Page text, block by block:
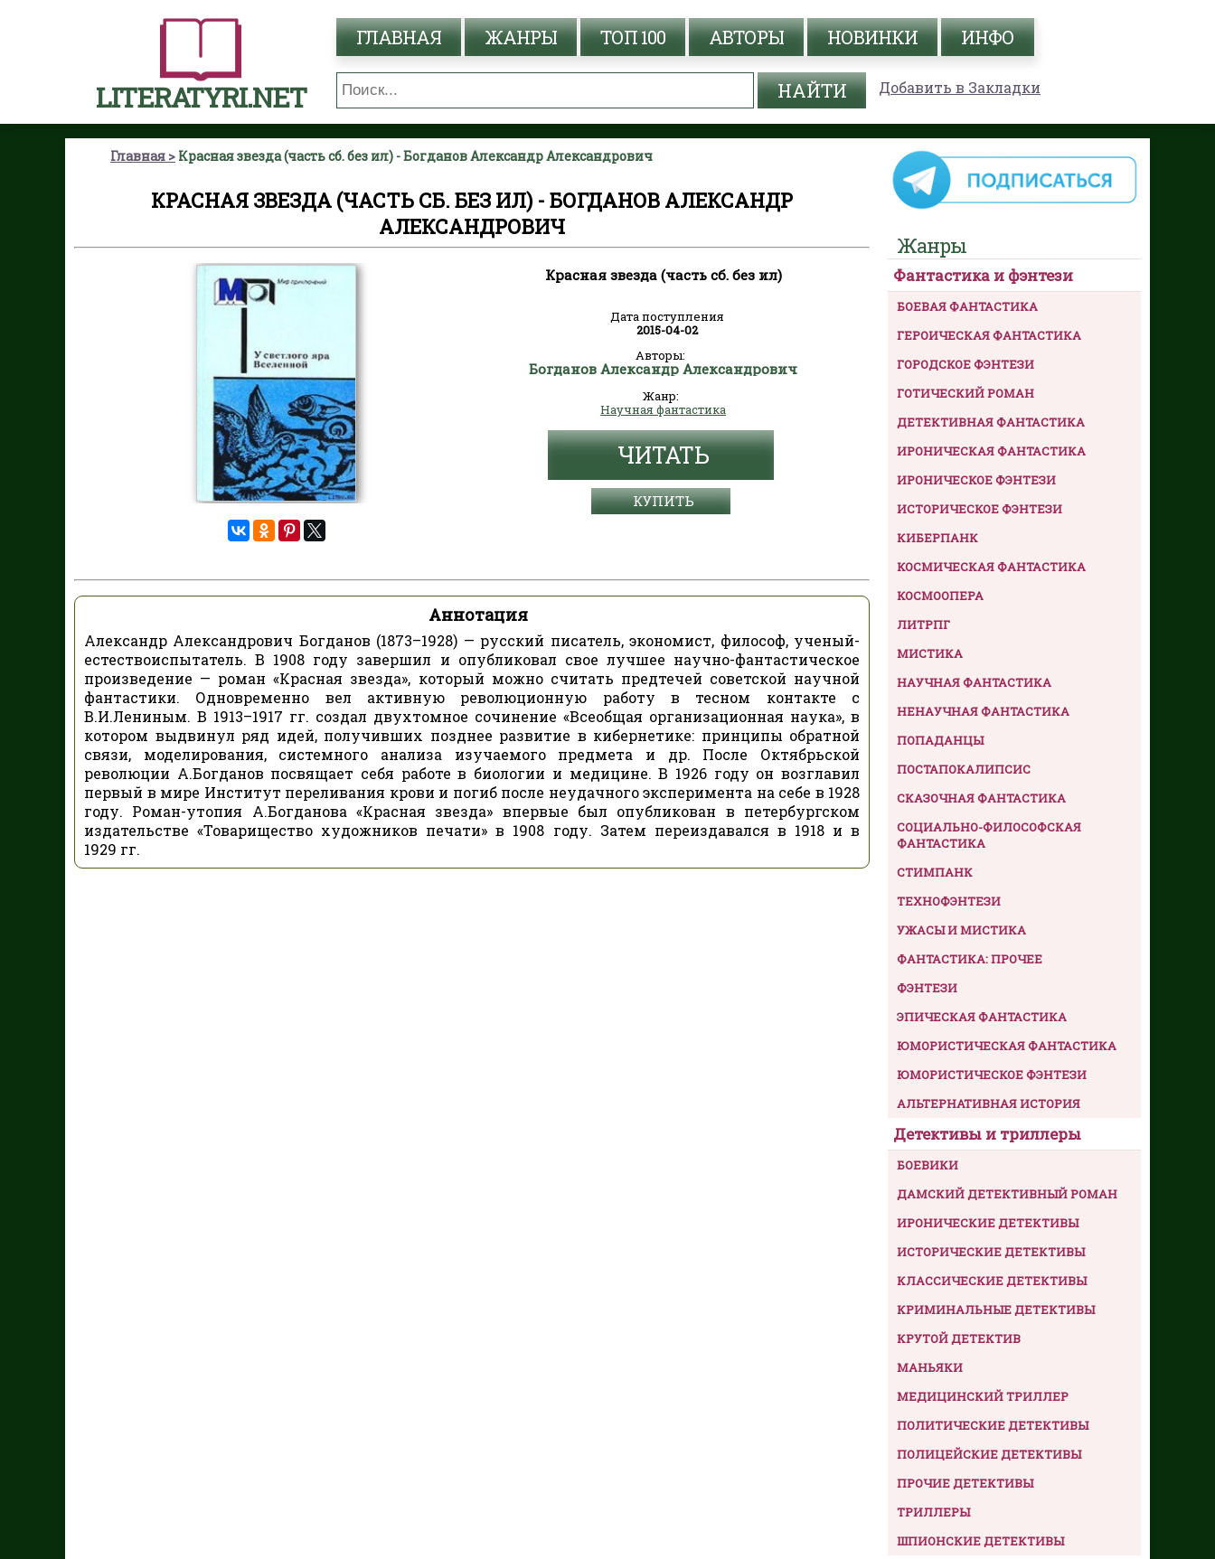
LITERATYRI.NET
ГЛАВНАЯ ЖАНРЫ ТОП 100 АВТОРЫ НОВИНКИ ИНФО
Добавить в Закладки
Главная Красная звезда (часть сб. без ил) - Богданов Александр Александрович
КРАСНАЯ ЗВЕЗДА (ЧАСТЬ СБ. БЕЗ ИЛ) - БОГДАНОВ АЛЕКСАНДР
АЛЕКСАНДРОВИЧ
Красная звезда (часть сб. без ил)
Дата поступления
2015-04-02
Авторы:
Богданов Александр Александрович
Жанр:
Научная фантастика
ЧИТАТЬ
КУПИТЬ
Аннотация
Александр Александрович Богданов (1873–1928) — русский писатель, экономист, философ, ученый-
естествоиспытатель. В 1908 году завершил и опубликовал свое лучшее научно-фантастическое
произведение — роман «Красная звезда», который можно считать предтечей советской научной
фантастики. Одновременно вел активную революционную работу в тесном контакте с
В.И.Лениным. В 1913–1917 гг. создал двухтомное сочинение «Всеобщая организационная наука», в
котором выдвинул ряд идей, получивших позднее развитие в кибернетике: принципы обратной
связи, моделирования, системного анализа изучаемого предмета и др. После Октябрьской
революции А.Богданов посвящает себя работе в биологии и медицине. В 1926 году он возглавил
первый в мире Институт переливания крови и погиб после неудачного эксперимента на себе в 1928
году. Роман-утопия А.Богданова «Красная звезда» впервые был опубликован в петербургском
издательстве «Товарищество художников печати» в 1908 году. Затем переиздавался в 1918 и в
1929 гг.
Жанры
Фантастика и фэнтези
БОЕВАЯ ФАНТАСТИКА
ГЕРОИЧЕСКАЯ ФАНТАСТИКА
ГОРОДСКОЕ ФЭНТЕЗИ
ГОТИЧЕСКИЙ РОМАН
ДЕТЕКТИВНАЯ ФАНТАСТИКА
ИРОНИЧЕСКАЯ ФАНТАСТИКА
ИРОНИЧЕСКОЕ ФЭНТЕЗИ
ИСТОРИЧЕСКОЕ ФЭНТЕЗИ
КИБЕРПАНК
КОСМИЧЕСКАЯ ФАНТАСТИКА
КОСМООПЕРА
ЛИТРПГ
МИСТИКА
НАУЧНАЯ ФАНТАСТИКА
НЕНАУЧНАЯ ФАНТАСТИКА
ПОПАДАНЦЫ
ПОСТАПОКАЛИПСИС
СКАЗОЧНАЯ ФАНТАСТИКА
СОЦИАЛЬНО-ФИЛОСОФСКАЯ
ФАНТАСТИКА
СТИМПАНК
ТЕХНОФЭНТЕЗИ
УЖАСЫ И МИСТИКА
ФАНТАСТИКА: ПРОЧЕЕ
ФЭНТЕЗИ
ЭПИЧЕСКАЯ ФАНТАСТИКА
ЮМОРИСТИЧЕСКАЯ ФАНТАСТИКА
ЮМОРИСТИЧЕСКОЕ ФЭНТЕЗИ
АЛЬТЕРНАТИВНАЯ ИСТОРИЯ
Детективы и триллеры
БОЕВИКИ
ДАМСКИЙ ДЕТЕКТИВНЫЙ РОМАН
ИРОНИЧЕСКИЕ ДЕТЕКТИВЫ
ИСТОРИЧЕСКИЕ ДЕТЕКТИВЫ
КЛАССИЧЕСКИЕ ДЕТЕКТИВЫ
КРИМИНАЛЬНЫЕ ДЕТЕКТИВЫ
КРУТОЙ ДЕТЕКТИВ
МАНЬЯКИ
МЕДИЦИНСКИЙ ТРИЛЛЕР
ПОЛИТИЧЕСКИЕ ДЕТЕКТИВЫ
ПОЛИЦЕЙСКИЕ ДЕТЕКТИВЫ
ПРОЧИЕ ДЕТЕКТИВЫ
ТРИЛЛЕРЫ
ШПИОНСКИЕ ДЕТЕКТИВЫ